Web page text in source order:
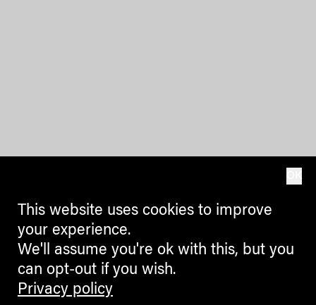
This website uses cookies to improve
your experience.
We'll assume you're ok with this, but you
can opt-out if you wish.
Privacy policy